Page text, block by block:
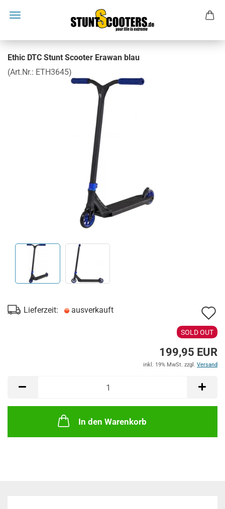
Ethic DTC Stunt Scooter Erawan blau
(Art.Nr.: ETH3645)
Lieferzeit: ausverkauft
SOLD OUT
199,95 EUR
inkl. 19% MwSt. zzgl. Versand
In den Warenkorb